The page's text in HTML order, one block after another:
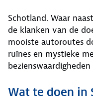
Schotland. Waar
de klanken van de
mooiste autoroutes
ruïnes en mystieke
Wat te doen in